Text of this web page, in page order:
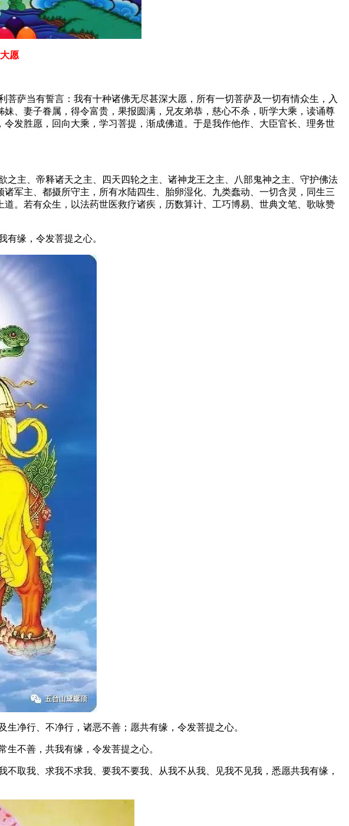
愿
萨当有誓言：我有十种诸佛无尽甚深大愿，所有一切菩萨及一切有情众生，入
、妻子眷属，得令富贵，果报圆满，兄友弟恭，慈心不杀，听学大乘，读诵尊
发胜愿，回向大乘，学习菩提，渐成佛道。于是我作他作、大臣官长、理务世
主、帝释诸天之主、四天四轮之主、诸神龙王之主、八部鬼神之主、守护佛法
军主、都摄所守主，所有水陆四生、胎卵湿化、九类蠢动、一切含灵，同生三
。若有众生，以法药世医救疗诸疾，历数算计、工巧博易、世典文笔、歌咏赞
有缘，令发菩提之心。
净行、不净行，诸恶不善；愿共有缘，令发菩提之心。
生不善，共我有缘，令发菩提之心。
取我、求我不求我、要我不要我、从我不从我、见我不见我，悉愿共我有缘，